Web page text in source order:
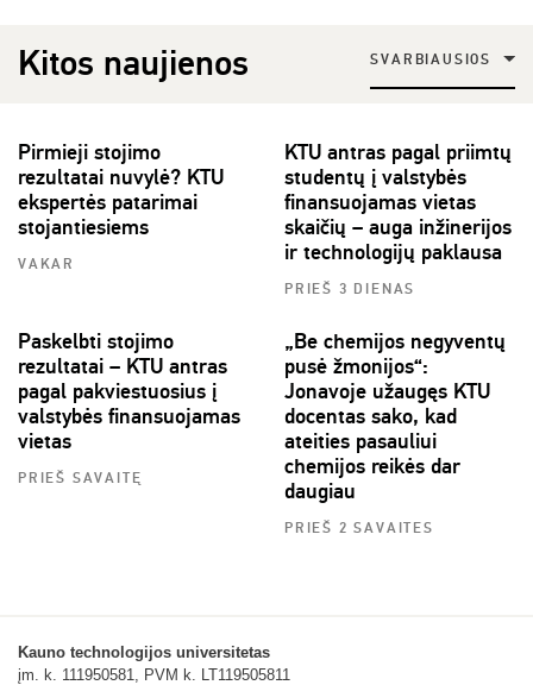
Kitos naujienos SVARBIAUSIOS
Pirmieji stojimo
rezultatai nuvylė? KTU
ekspertės patarimai
stojantiesiems
VAKAR
KTU antras pagal priimtų
studentų į valstybės
finansuojamas vietas
skaičių – auga inžinerijos
ir technologijų paklausa
PRIEŠ 3 DIENAS
Paskelbti stojimo
rezultatai – KTU antras
pagal pakviestuosius į
valstybės finansuojamas
vietas
PRIEŠ SAVAITĘ
„Be chemijos negyventų
pusė žmonijos“:
Jonavoje užaugęs KTU
docentas sako, kad
ateities pasauliui
chemijos reikės dar
daugiau
PRIEŠ 2 SAVAITES
Kauno technologijos universitetas
įm. k. 111950581, PVM k. LT119505811